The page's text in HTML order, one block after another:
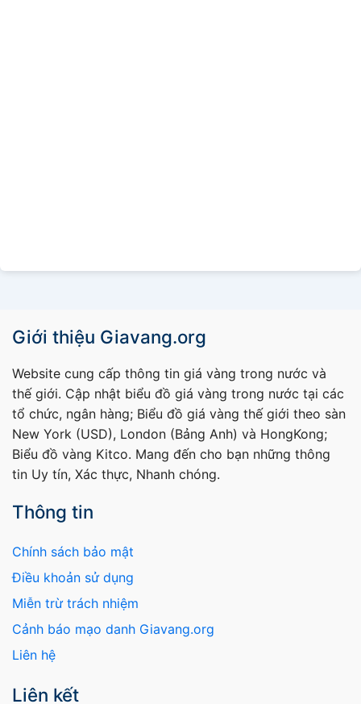
Giới thiệu Giavang.org
Website cung cấp thông tin giá vàng trong nước và
thế giới. Cập nhật biểu đồ giá vàng trong nước tại các
tổ chức, ngân hàng; Biểu đồ giá vàng thế giới theo sàn
New York (USD), London (Bảng Anh) và HongKong;
Biểu đồ vàng Kitco. Mang đến cho bạn những thông
tin Uy tín, Xác thực, Nhanh chóng.
Thông tin
Chính sách bảo mật
Điều khoản sử dụng
Miễn trừ trách nhiệm
Cảnh báo mạo danh Giavang.org
Liên hệ
Liên kết